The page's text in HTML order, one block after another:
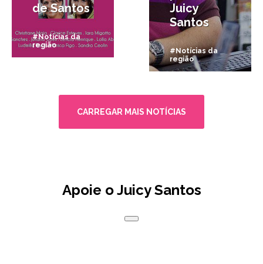
de Santos
#Notícias da
região
Juicy
Santos
#Notícias da
região
CARREGAR MAIS NOTÍCIAS
Apoie o Juicy Santos